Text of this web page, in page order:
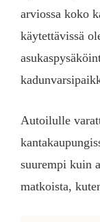
arviossa koko
käytettävissä
Autoilulle
suurempi kuin
matkoista,